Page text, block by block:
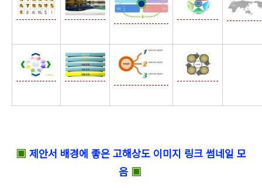
▣ 제안서 배경에 좋은 고해상도 이미지 링크 썸네일 모
음▣